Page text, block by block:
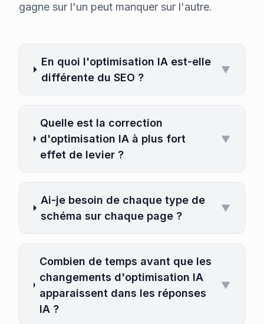
gagne sur l'un peut manquer sur l'autre.
En quoi l'optimisation IA est-elle
différente du SEO ?
▼
Quelle est la correction
d'optimisation IA à plus fort
effet de levier ?
▼
Ai-je besoin de chaque type de
schéma sur chaque page ?
▼
Combien de temps avant que les
changements d'optimisation IA
apparaissent dans les réponses
IA ?
▼